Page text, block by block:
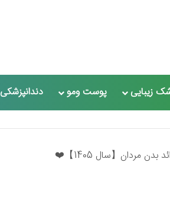
زیبایی پوست ومو دندانپزشکی
مردان【سال 1405】❤️